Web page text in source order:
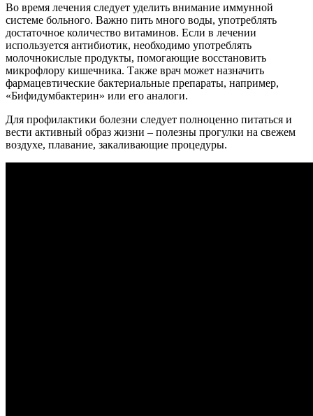
Во время лечения следует уделить внимание иммунной
системе больного. Важно пить много воды, употреблять
достаточное количество витаминов. Если в лечении
используется антибиотик, необходимо употреблять
молочнокислые продукты, помогающие восстановить
микрофлору кишечника. Также врач может назначить
фармацевтические бактериальные препараты, например,
«Бифидумбактерин» или его аналоги.
Для профилактики болезни следует полноценно питаться и
вести активный образ жизни – полезны прогулки на свежем
воздухе, плавание, закаливающие процедуры.